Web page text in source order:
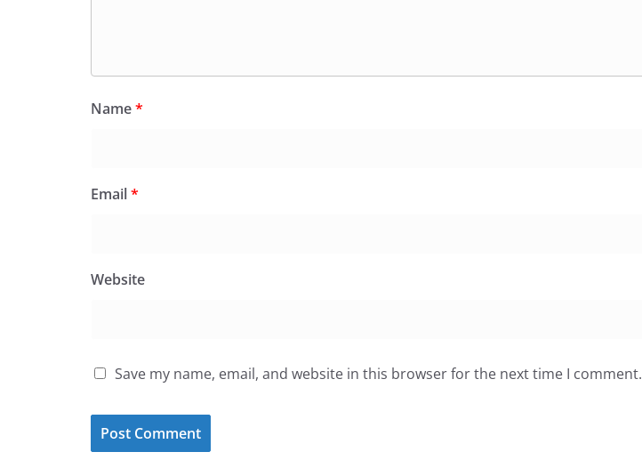
Name*
Email*
Website
Save my name, email, and website in this browser for the next time I comment.